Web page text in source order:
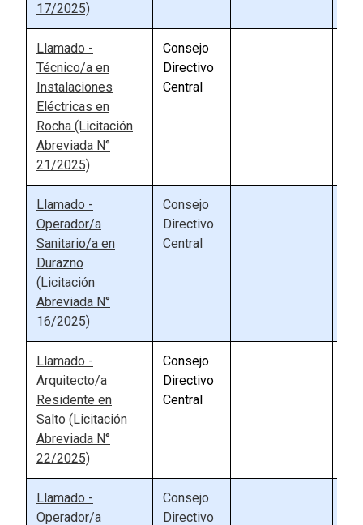
17/2025)
Llamado -
Técnico/a en
Instalaciones
Eléctricas en
Rocha (Licitación
Abreviada N°
21/2025)
Consejo
Directivo
Central
Llamado -
Operador/a
Sanitario/a en
Durazno
(Licitación
Abreviada N°
16/2025)
Consejo
Directivo
Central
Llamado -
Arquitecto/a
Residente en
Salto (Licitación
Abreviada N°
22/2025)
Consejo
Directivo
Central
Llamado -
Operador/a
Consejo
Directivo